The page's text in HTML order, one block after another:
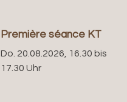
Première séance KT
Do. 20.08.2026, 16.30 bis
17.30 Uhr